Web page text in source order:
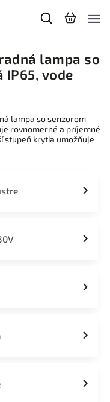
lampa so
IP65, vode
lampa so senzorom
rovnomerné a príjemné
stupeň krytia umožňuje